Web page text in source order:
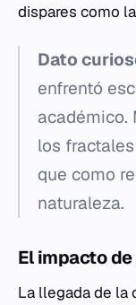
dispares como
Dato
enfrentó
académico.
los
que como
naturaleza.
El impacto
La llegada de la